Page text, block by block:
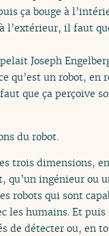
ça bouge à
l’extérieur, il faut
Joseph
un robot, en
que ça perçoive
du robot.
trois dimensions,
qu’un ingénieur
robots qui sont
les humains. Et
de détecter ou, en